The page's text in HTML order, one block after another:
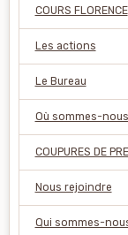
COURS FLORENCE
Les actions
Le Bureau
Où sommes-
COUPURES DE
Nous rejoindre
Qui sommes-